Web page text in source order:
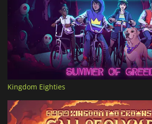
Kingdom Eighties